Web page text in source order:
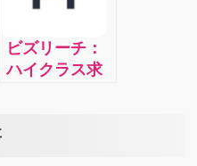
最低に。
ビズリーチ：
ハイクラス求